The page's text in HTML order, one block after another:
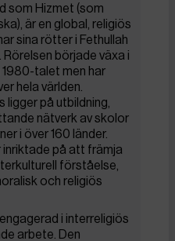
som Hizmet (som
är en global, religiös
sina rötter i Fethullah
Rörelsen började växa i
talet men har
hela världen.
ligger på utbildning,
nätverk av skolor
i över 160 länder.
inriktade på att främja
förståelse,
och religiös
i interreligiös
arbete. Den